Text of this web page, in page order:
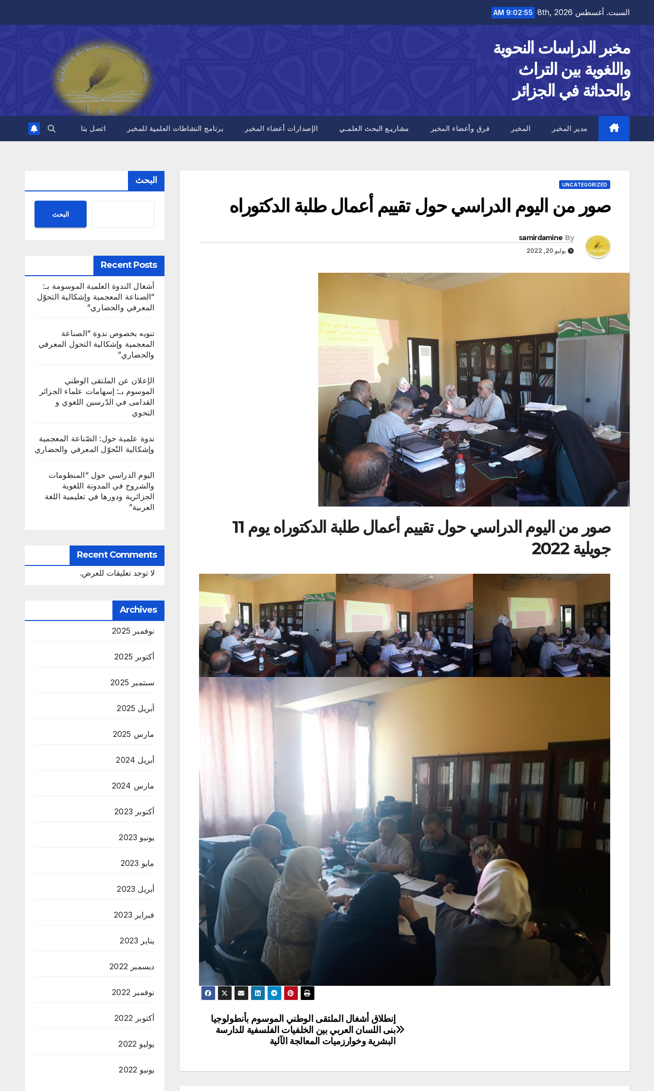
السبت. أغسطس 8th, 2026 9:02:56 AM
مخبر الدراسات النحوية
واللغوية بين التراث
والحداثة في الجزائر
مدير المخبر المخبر فرق وأعضاء المخبر مشاريـع البحث العلمـي الإصدارات أعضاء المخبر برنامج النشاطات العلمية للمخبر اتصل بنا
UNCATEGORIZED
صور من اليوم الدراسي حول تقييم أعمال طلبة الدكتوراه
By
samirdamine
يوليو 20, 2022
صور من اليوم الدراسي حول تقييم أعمال طلبة الدكتوراه
يوم 11
جويلية 2022
إنطلاق أشغال الملتقى الوطني الموسوم بأنطولوجيا
بنى اللسان العربي بين الخلفيات الفلسفية للدارسة
البشرية وخوارزميات المعالجة الآلية
البحث
البحث
Recent Posts
أشغال الندوة العلمية الموسومة بـ:
“الصناعة المعجمية وإشكالية التحوّل
المعرفي والحضاري”
تنويه بخصوص ندوة “الصناعة
المعجمية وإشكالية التحول المعرفي
والحضاري”
الإعلان عن الملتقى الوطني
الموسوم بـ: إسهامات علماء الجزائر
القدامى في الدّرسين اللغوي و
النحوي
ندوة علمية حول: الصّناعة المعجمية
وإشكالية التّحوّل المعرفي والحضاري
اليوم الدراسي حول “المنظومات
والشروح في المدونة اللغوية
الجزائرية ودورها في تعليمية اللغة
العربية”
Recent Comments
لا توجد تعليقات للعرض.
Archives
نوفمبر 2025
أكتوبر 2025
سبتمبر 2025
أبريل 2025
مارس 2025
أبريل 2024
مارس 2024
أكتوبر 2023
يونيو 2023
مايو 2023
أبريل 2023
فبراير 2023
يناير 2023
ديسمبر 2022
نوفمبر 2022
أكتوبر 2022
يوليو 2022
يونيو 2022